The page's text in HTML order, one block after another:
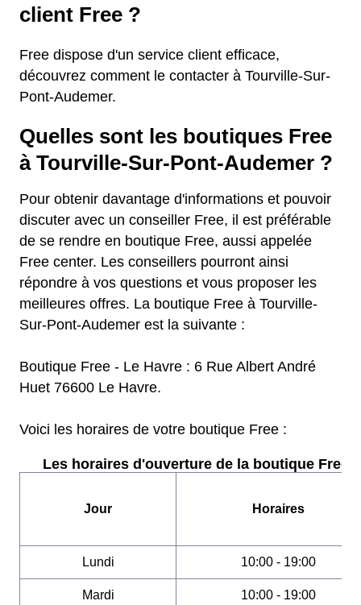
client Free ?
Free dispose d'un service client efficace,
découvrez comment le contacter à Tourville-Sur-
Pont-Audemer.
Quelles sont les boutiques Free
à Tourville-Sur-Pont-Audemer ?
Pour obtenir davantage d'informations et pouvoir
discuter avec un conseiller Free, il est préférable
de se rendre en boutique Free, aussi appelée
Free center. Les conseillers pourront ainsi
répondre à vos questions et vous proposer les
meilleures offres. La boutique Free à Tourville-
Sur-Pont-Audemer est la suivante :
Boutique Free - Le Havre : 6 Rue Albert André
Huet 76600 Le Havre.
Voici les horaires de votre boutique Free :
Les horaires d'ouverture de la boutique Free :
Jour Horaires
Lundi 10:00 - 19:00
Mardi 10:00 - 19:00